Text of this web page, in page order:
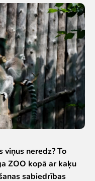
viņus neredz? To
ZOO kopā ar kaķu
sabiedrības